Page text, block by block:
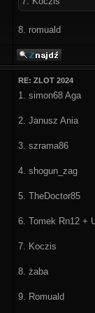
8. romuald
RE: ZLOT 2024
1. simon68 Aga
2. Janusz Ania
3. szrama86
4. shogun_zag
5. TheDoctor85
6. Tomek Rn12 +
7. Koczis
8. żaba
9. Romuald